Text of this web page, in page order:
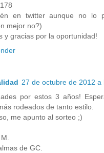
en twitter aunque no lo
mejor no?)
y gracias por la oportunidad!
27 de octubre de 2012 a
por estos 3 años!
rodeados de tanto estilo.
me apunto al sorteo ;)
de GC.